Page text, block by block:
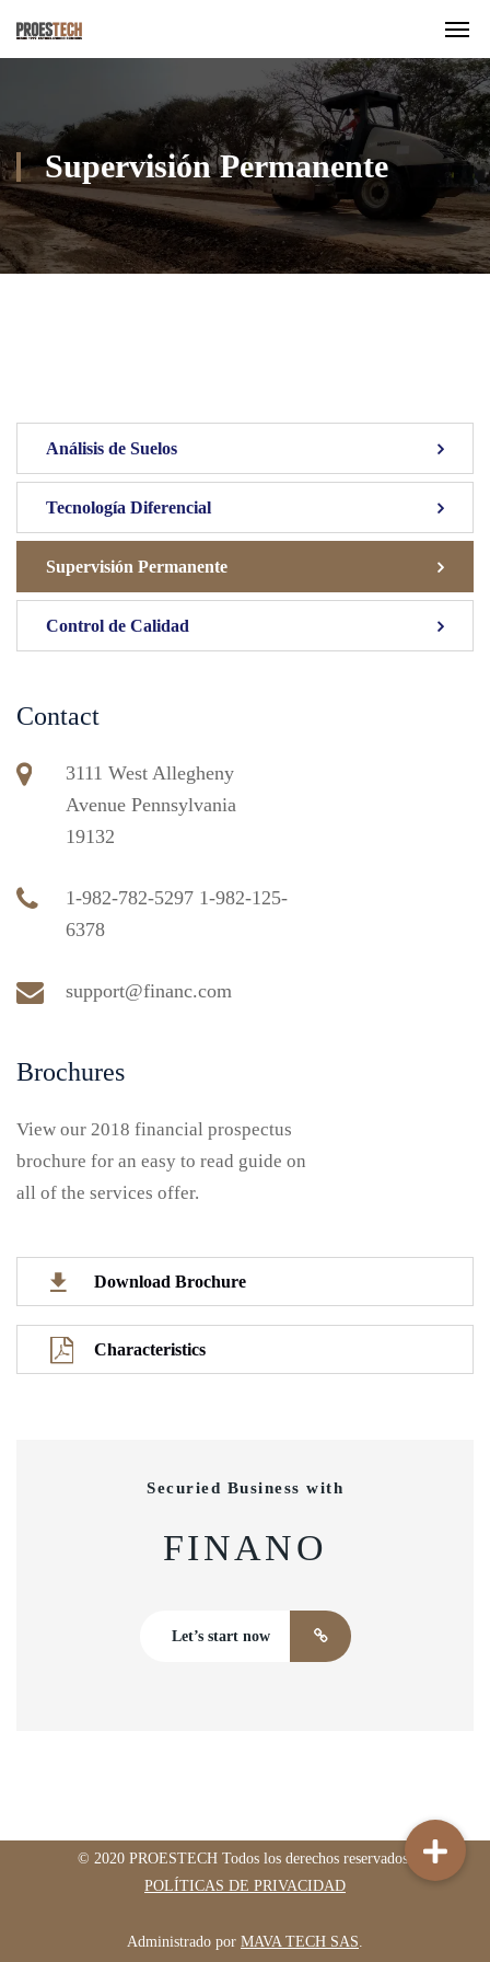
Supervisión Permanente
Análisis de Suelos
Tecnología Diferencial
Supervisión Permanente
Control de Calidad
Contact
3111 West Allegheny
Avenue Pennsylvania
19132
1-982-782-5297 1-982-125-
6378
support@financ.com
Brochures
View our 2018 financial prospectus
brochure for an easy to read guide on
all of the services offer.
Download Brochure
Characteristics
Securied Business with
FINANO
Let’s start now
© 2020 PROESTECH Todos los derechos reservados.
POLÍTICAS DE PRIVACIDAD
Administrado por MAVA TECH SAS.